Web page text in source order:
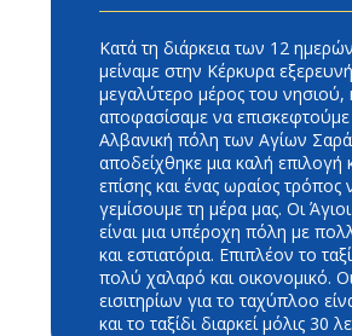
Κατά τη διάρκεια των 12
μείναμε στην Κέρκυρα
μεγαλύτερο μέρος του νησιού,
αποφασίσαμε να επισκεφτούμε
Αλβανική πόλη των Αγίων
αποδείχθηκε μια καλή επιλογή
επίσης και ένας ωραίος τρόπος
γεμίσουμε τη μέρα μας. Οι
είναι μια υπέροχη πόλη με
και εστιατόρια. Επιπλέον το
πολύ χαλαρό και οικονομικό.
εισιτηρίων για το ταχύπλοο
και το ταξίδι διαρκεί μόλις 30